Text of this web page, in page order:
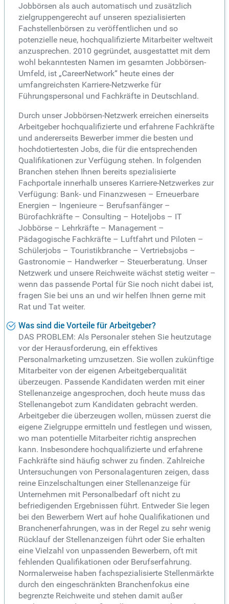
Jobbörsen als auch automatisch und zusätzlich
zielgruppengerecht auf unseren spezialisierten
Fachstellenbörsen zu veröffentlichen und so
potenzielle neue, hochqualifizierte Mitarbeiter weltweit
anzusprechen. 2010 gegründet, ausgestattet mit dem
wohl bekanntesten Namen im gesamten Jobbörsen-
Umfeld, ist „CareerNetwork“ heute eines der
umfangreichsten Karriere-Netzwerke für
Führungspersonal und Fachkräfte in Deutschland.
Durch unser Jobbörsen-Netzwerk erreichen einerseits
Arbeitgeber hochqualifizierte und erfahrene Fachkräfte
und andererseits Bewerber immer die besten und
hochdotiertesten Jobs, die für die entsprechenden
Qualifikationen zur Verfügung stehen. In folgenden
Branchen stehen Ihnen bereits spezialisierte
Fachportale innerhalb unseres Karriere-Netzwerkes zur
Verfügung: Bank- und Finanzwesen – Erneuerbare
Energien – Ingenieure – Berufsanfänger –
Bürofachkräfte – Consulting – Hoteljobs – IT
Jobbörse – Lehrkräfte – Management –
Pädagogische Fachkräfte – Luftfahrt und Piloten –
Schülerjobs – Touristikbranche – Vertriebsjobs –
Gastronomie – Handwerker – Steuerberatung. Unser
Netzwerk und unsere Reichweite wächst stetig weiter –
wenn das passende Portal für Sie noch nicht dabei ist,
fragen Sie bei uns an und wir helfen Ihnen gerne mit
Rat und Tat weiter.
Was sind die Vorteile für Arbeitgeber?
DAS PROBLEM: Als Personaler stehen Sie heutzutage
vor der Herausforderung, ein effektives
Personalmarketing umzusetzen. Sie wollen zukünftige
Mitarbeiter von der eigenen Arbeitgeberqualität
überzeugen. Passende Kandidaten werden mit einer
Stellenanzeige angesprochen, doch heute muss das
Stellenangebot zum Kandidaten gebracht werden.
Arbeitgeber die überzeugen wollen, müssen zuerst die
eigene Zielgruppe ermitteln und festlegen und wissen,
wo man potentielle Mitarbeiter richtig ansprechen
kann. Insbesondere hochqualifizierte und erfahrene
Fachkräfte sind häufig schwer zu finden. Zahlreiche
Untersuchungen von Personalagenturen zeigen, dass
reine Einzelschaltungen einer Stellenanzeige für
Unternehmen mit Personalbedarf oft nicht zu
befriedigenden Ergebnissen führt. Entweder Sie legen
bei den Bewerbern Wert auf hohe Qualifikationen und
Branchenerfahrungen, was in der Regel zu sehr wenig
Rücklauf der Stellenanzeigen führt oder Sie erhalten
eine Vielzahl von unpassenden Bewerbern, oft mit
fehlenden Qualifikationen oder Berufserfahrung.
Normalerweise haben fachspezialisierte Stellenmärkte
durch den eingeschränkten Branchenfokus eine
begrenzte Reichweite und stehen damit außer